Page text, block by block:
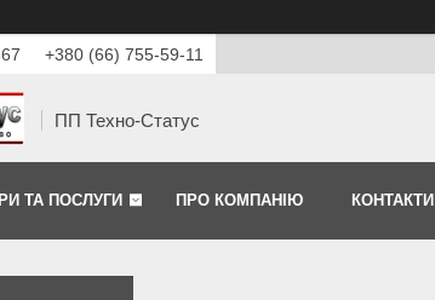
+380 (66) 755-59-11
ПП Техно-Статус
ТА ПОСЛУГИ ПРО КОМПАНІЮ КОНТАКТИ